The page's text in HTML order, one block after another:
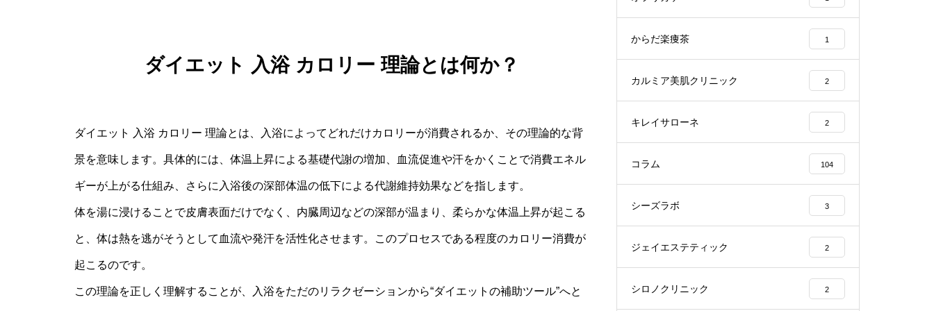
ダイエット 入浴 カロリー 理論とは何か？
ダイエット 入浴 カロリー 理論とは、入浴によってどれだけカロリーが消費されるか、その理論的な背
景を意味します。具体的には、体温上昇による基礎代謝の増加、血流促進や汗をかくことで消費エネル
ギーが上がる仕組み、さらに入浴後の深部体温の低下による代謝維持効果などを指します。
体を湯に浸けることで皮膚表面だけでなく、内臓周辺などの深部が温まり、柔らかな体温上昇が起こる
と、体は熱を逃がそうとして血流や発汗を活性化させます。このプロセスである程度のカロリー消費が
起こるのです。
この理論を正しく理解することが、入浴をただのリラクゼーションから“ダイエットの補助ツール”へと
からだ楽痩茶 1
カルミア美肌クリニック 2
キレイサローネ 2
コラム 104
シーズラボ 3
ジェイエステティック 2
シロノクリニック 2